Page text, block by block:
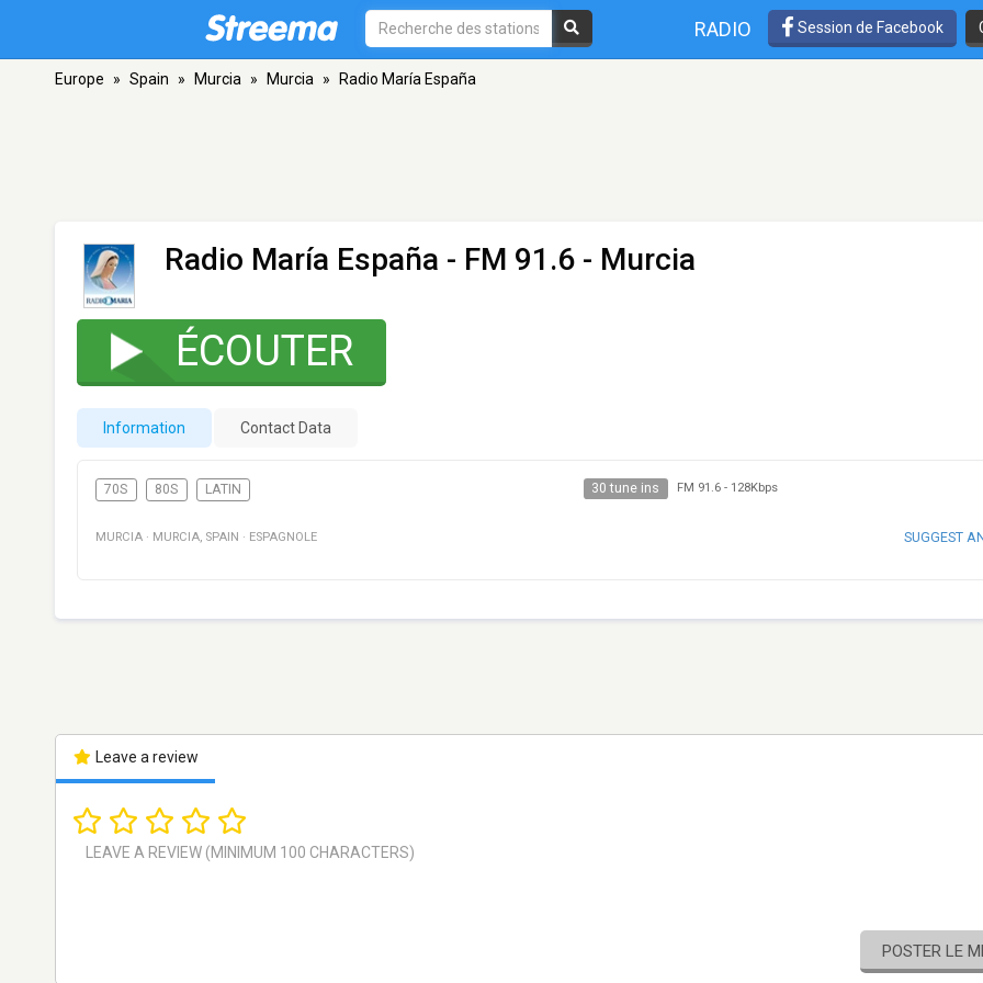
RADIO Session de Facebook
Europe » Spain » Murcia » Murcia » Radio María España
Radio María España - FM 91.6 - Murcia
ÉCOUTER
Information Contact Data
70S 80S LATIN 30 tune ins FM 91.6- 128Kbps
MURCIA · MURCIA SPAIN · ESPAGNOLE SUGGEST
Leave a review
POSTER LE